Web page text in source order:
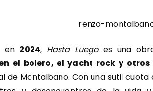
en 2024, Hasta Luegoes una
el bolero, el yacht rock y otros
de Montalbano. Con una sutil